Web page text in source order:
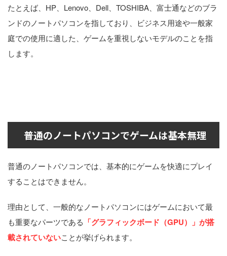
たとえば、HP、Lenovo、Dell、TOSHIBA、富士通などのブラ
ンドのノートパソコンを指しており、ビジネス用途や一般家
庭での使用に適した、ゲームを重視しないモデルのことを指
します。
普通のノートパソコンでゲームは基本無理
普通のノートパソコンでは、基本的にゲームを快適にプレイ
することはできません。
理由として、一般的なノートパソコンにはゲームにおいて最
も重要なパーツである 「グラフィックボード（GPU）」が搭
載されていないことが挙げられます。